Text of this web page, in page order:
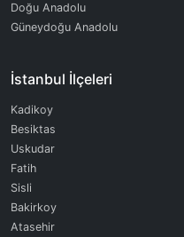
Doğu Anadolu
Güneydoğu Anadolu
İstanbul İlçeleri
Kadikoy
Besiktas
Uskudar
Fatih
Sisli
Bakirkoy
Atasehir